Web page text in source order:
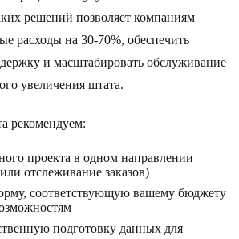
решений позволяет компаниям
расходы на 30-70%, обеспечить
и масштабировать обслуживание
увеличения штата.
рекомендуем:
проекта в одном направлении
отслеживание заказов)
соответствующую вашему бюджету
подготовку данных для